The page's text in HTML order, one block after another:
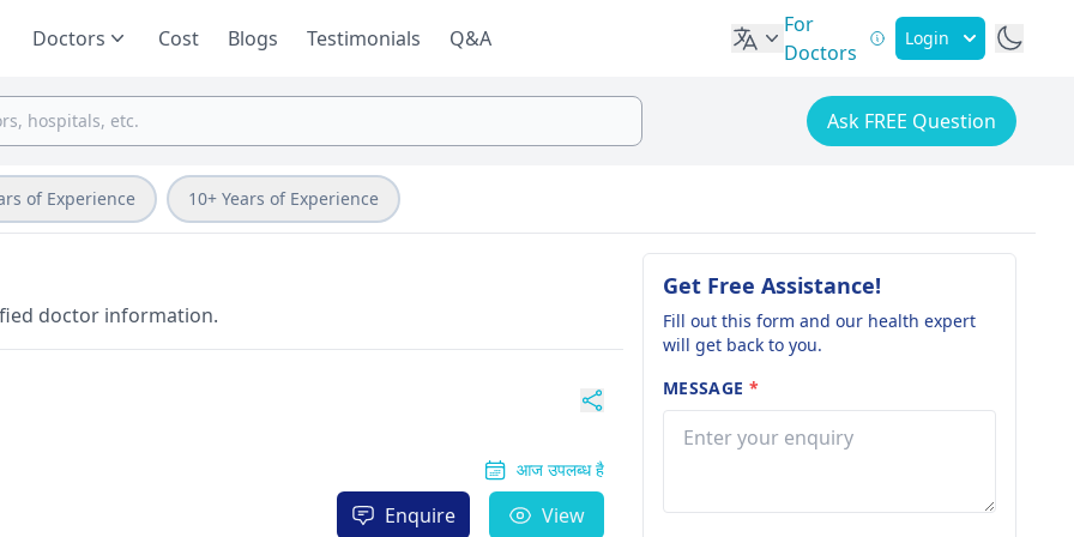
Doctors Cost Blogs Testimonials Q&A
For
Doctors
Login
Ask FREE Question
of Experience 10+ Years of Experience
doctor information.
आज उपलब्ध है
Enquire View
Get Free Assistance!
Fill out this form and our health expert
will get back to you.
MESSAGE *